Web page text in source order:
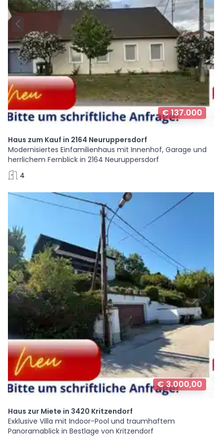
€ 137.000
Haus zum Kauf in 2164 Neuruppersdorf
Modernisiertes Einfamilienhaus mit Innenhof, Garage und
herrlichem Fernblick in 2164 Neuruppersdorf
4
€ 3.000,00
Haus zur Miete in 3420 Kritzendorf
Exklusive Villa mit Indoor-Pool und traumhaftem
Panoramablick in Bestlage von Kritzendorf